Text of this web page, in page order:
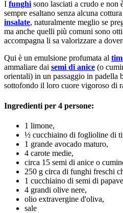
I funghisono lasciati a crudo e non
sempre esaltano senza alcuna
insalate, naturalmente meglio se
ma anche quelli più comuni sono
accompagna li sa valorizzare a
Qui è un emulsione profumata al
ammaliare dai semi di anice (o
orientali) in un passaggio in padella
sottofondo il loro cuore vigoroso di
Ingredienti per 4 persone:
1 limone,
½ cucchiaino di foglioline di
1 grande avocado maturo,
4 carote medie,
circa 15 semi di anice o
250 g circa di funghi freschi
1 cucchiaino di semi di
4 grandi olive nere,
olio extravergine d'oliva,
sale